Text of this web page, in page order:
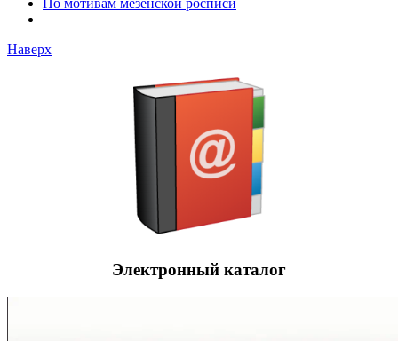
По мотивам мезенской росписи
Наверх
Электронный каталог